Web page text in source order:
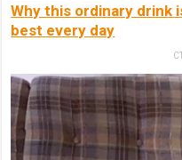
Why this ordinary drink
best every day